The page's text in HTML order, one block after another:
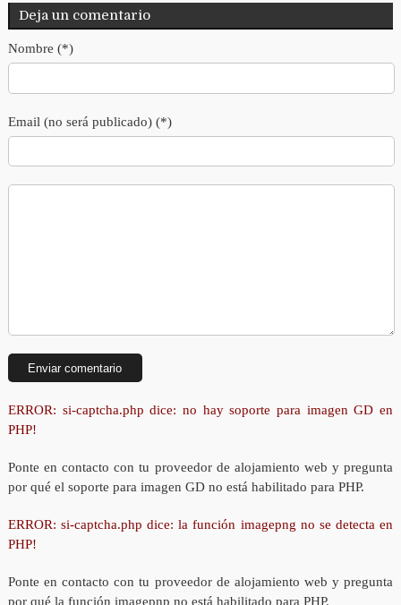
Deja un comentario
Nombre (*)
Email (no será publicado) (*)
ERROR: si-captcha.php dice: no hay soporte para imagen GD en
PHP!
Ponte en contacto con tu proveedor de alojamiento web y pregunta
por qué el soporte para imagen GD no está habilitado para PHP.
ERROR: si-captcha.php dice: la función imagepng no se detecta en
PHP!
Ponte en contacto con tu proveedor de alojamiento web y pregunta
por qué la función imagepnp no está habilitado para PHP.